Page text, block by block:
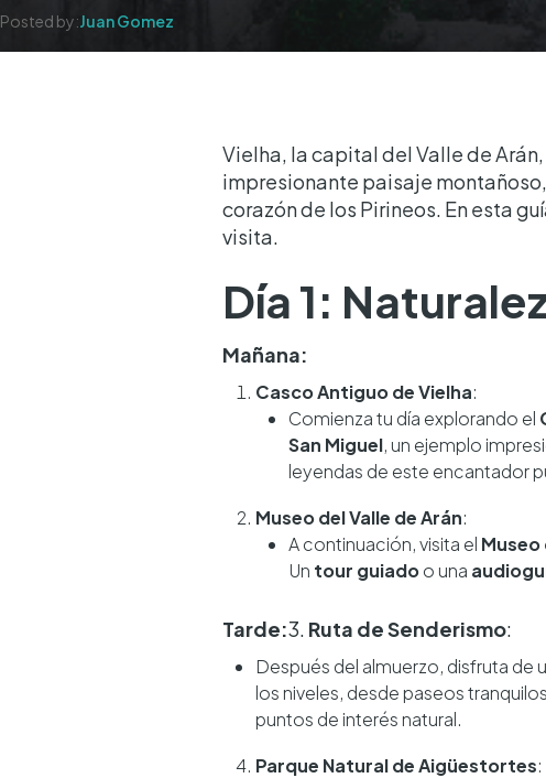
Posted by:Juan Gomez
Vielha, la capital del Valle de
impresionante paisaje
corazón de los Pirineos. En esta
visita.
Día 1:
Mañana:
Casco Antiguo de Vielha:
Comienza tu día explorando el
San Miguel, un ejemplo
leyendas de este encantador
Museo del Valle de Arán:
A continuación, visita el Museo
Un tour guiadoo una
Tarde:3. Ruta de Senderismo:
Después del almuerzo, disfruta de
los niveles, desde paseos
puntos de interés natural.
Parque Natural de Aigüestortes: